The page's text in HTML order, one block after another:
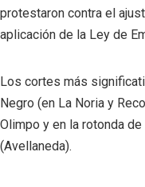
protestaron contra el
aplicación de la Ley de
Los cortes más
Negro (en La Noria y
Olimpo y en la rotonda
(Avellaneda).